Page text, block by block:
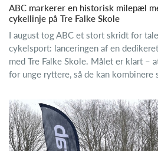
ABC markerer en historisk milepæl
cykellinje på Tre Falke Skole
I august tog ABC et stort skridt for
cykelsport: lanceringen af en
med Tre Falke Skole. Målet er klart –
for unge ryttere, så de kan kombinere